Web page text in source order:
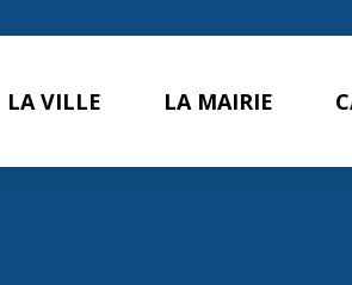
LA VILLE LA MAIRIE